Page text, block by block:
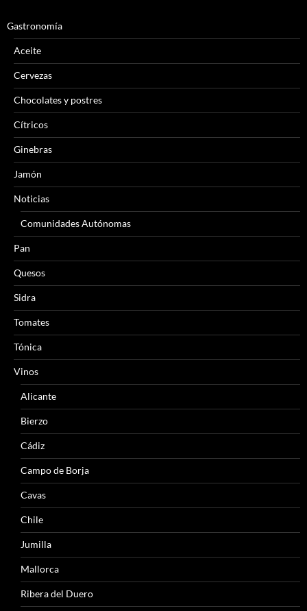
Gastronomía
Aceite
Cervezas
Chocolates y postres
Cítricos
Ginebras
Jamón
Noticias
Comunidades Autónomas
Pan
Quesos
Sidra
Tomates
Tónica
Vinos
Alicante
Bierzo
Cádiz
Campo de Borja
Cavas
Chile
Jumilla
Mallorca
Ribera del Duero